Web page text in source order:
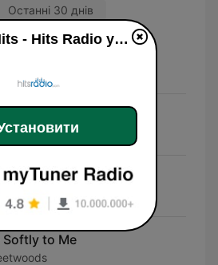
Останні 30 днів
Is an Open Book
Jr.
Softly to Me
Oldies Hits - Hits Radio у прямому ефір